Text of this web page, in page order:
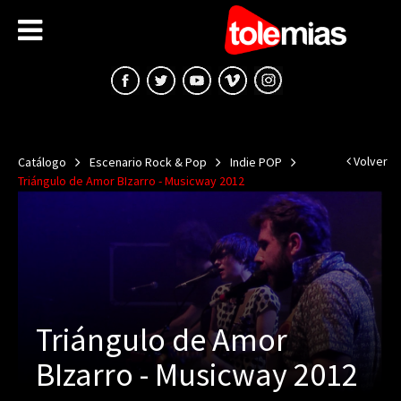
Catálogo Escenario Rock & Pop
Indie POP
Triángulo de Amor BIzarro - Musicway 2012
Volver
Triángulo de Amor
BIzarro - Musicway 2012